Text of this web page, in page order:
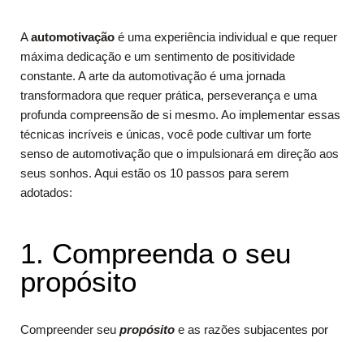
Aautomotivação é uma experiência individual e que requer
máxima dedicação e um sentimento de positividade
constante. A arte da automotivação é uma jornada
transformadora que requer prática, perseverança e uma
profunda compreensão de si mesmo. Ao implementar essas
técnicas incríveis e únicas, você pode cultivar um forte
senso de automotivação que o impulsionará em direção aos
seus sonhos. Aqui estão os 10 passos para serem
adotados:
1. Compreenda o seu
propósito
Compreender seu propósito e as razões subjacentes por